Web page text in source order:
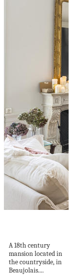
A 18th century
mansion located in
the countryside, in
Beaujolais....